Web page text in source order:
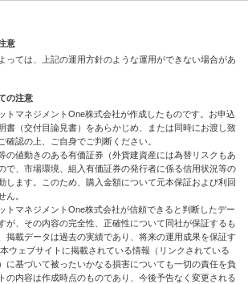
意
っては、上記の運用方針のような運用ができない場合があ
の注意
トマネジメントOne株式会社が作成したものです。お申込
書（交付目論見書）をあらかじめ、または同時にお渡し致
確認の上、ご自身でご判断ください。
の値動きのある有価証券（外貨建資産には為替リスクもあ
で、市場環境、組入有価証券の発行者に係る信用状況等の
します。このため、購入金額について元本保証および利回
ん。
トマネジメントOne株式会社が信頼できると判断したデー
が、その内容の完全性、正確性について同社が保証するも
掲載データは過去の実績であり、将来の運用成果を保証す
ウェブサイトに掲載されている情報（リンクされている
に基づいて被ったいかなる損害についても一切の責任を負
の内容は作成時点のものであり、今後予告なく変更される